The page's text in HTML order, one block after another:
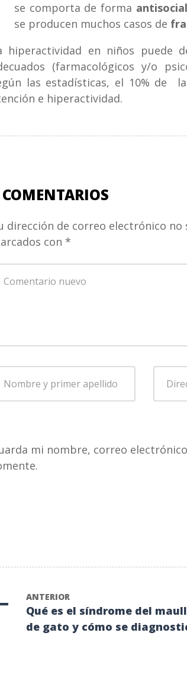
se comporta de forma antisocial
se producen muchos casos de
hiperactividad en niños puede
(farmacológicos y/o
las estadísticas, el 10% de
e hiperactividad.
dirección de correo electrónico no
con *
*
correo
mi nombre, correo
ANTERIOR
Qué es el síndrome del
de gato y cómo se